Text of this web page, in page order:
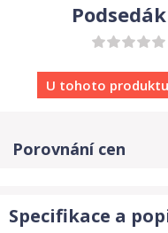
U tohoto
Porovnání cen
Specifikace a